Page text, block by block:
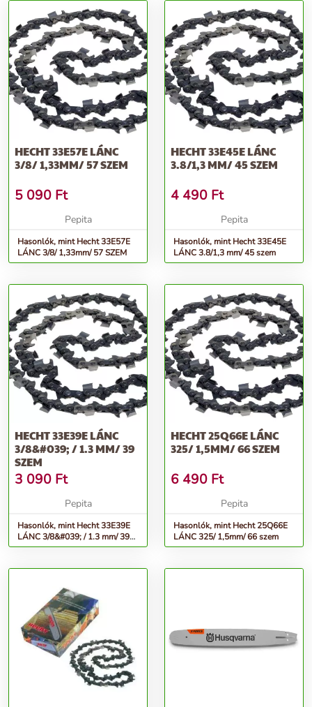
HECHT 33E57E LÁNC
3/8/ 1,33MM/ 57 SZEM
5 090 Ft
Pepita
Hasonlók, mint Hecht 33E57E
LÁNC 3/8/ 1,33mm/ 57 SZEM
HECHT 33E45E LÁNC
3.8/1,3 MM/ 45 SZEM
4 490 Ft
Pepita
Hasonlók, mint Hecht 33E45E
LÁNC 3.8/1,3 mm/ 45 szem
HECHT 33E39E LÁNC
3/8&#039; / 1.3 MM/ 39
SZEM
3 090 Ft
Pepita
Hasonlók, mint Hecht 33E39E
LÁNC 3/8&#039; / 1.3 mm/ 39
szem
HECHT 25Q66E LÁNC
325/ 1,5MM/ 66 SZEM
6 490 Ft
Pepita
Hasonlók, mint Hecht 25Q66E
LÁNC 325/ 1,5mm/ 66 szem